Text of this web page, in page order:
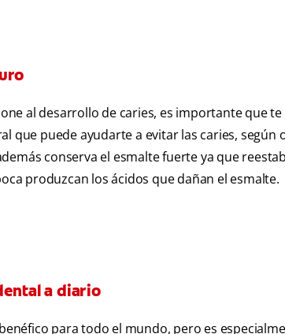
al desarrollo de caries, es importante que
que puede ayudarte a evitar las caries, según
conserva el esmalte fuerte ya que
produzcan los ácidos que dañan el esmalte.
a diario
para todo el mundo, pero es